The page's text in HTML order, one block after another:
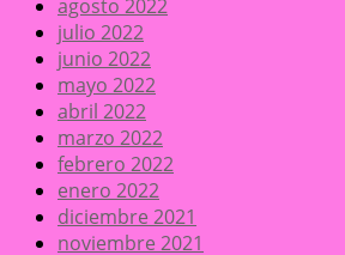
agosto 2022
julio 2022
junio 2022
mayo 2022
abril 2022
marzo 2022
febrero 2022
enero 2022
diciembre 2021
noviembre 2021